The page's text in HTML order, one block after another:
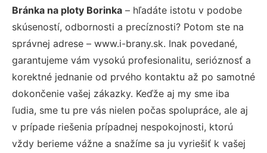
Bránka na ploty Borinka – hľadáte istotu v podobe
skúseností, odbornosti a precíznosti? Potom ste na
správnej adrese – www.i-brany.sk. Inak povedané,
garantujeme vám vysokú profesionalitu, serióznosť a
korektné jednanie od prvého kontaktu až po samotné
dokončenie vašej zákazky. Keďže aj my sme iba
ľudia, sme tu pre vás nielen počas spolupráce, ale aj
v prípade riešenia prípadnej nespokojnosti, ktorú
vždy berieme vážne a snažíme sa ju vyriešiť k vašej